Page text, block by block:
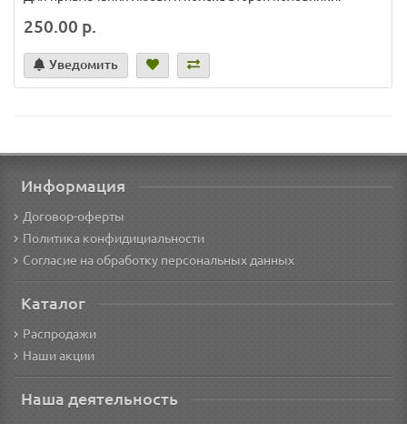
250.00 р.
Уведомить
Информация
Договор-оферты
Политика конфидициальности
Согласие на обработку персональных данных
Каталог
Распродажи
Наши акции
Наша деятельность